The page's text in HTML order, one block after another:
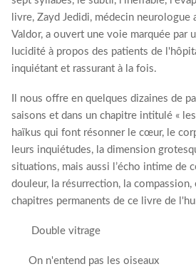
livre, Zayd Jedidi, médecin neurologue
Valdor, a ouvert une voie marquée par
lucidité à propos des patients de
inquiétant et rassurant à la fois.
Il nous offre en quelques dizaines de
saisons et dans un chapitre intitulé «
haïkus qui font résonner le cœur, le
leurs inquiétudes, la dimension
situations, mais aussi l’écho intime de
douleur, la résurrection, la
chapitres permanents de ce livre de
Double vitrage
On n'entend pas les oiseaux